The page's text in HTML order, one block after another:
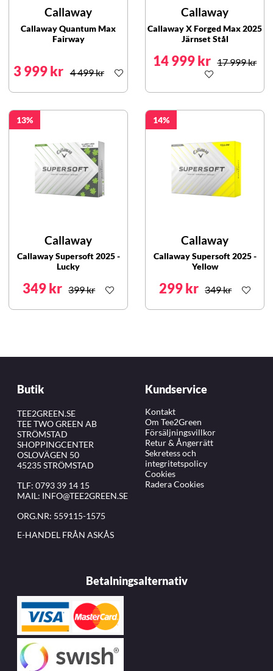
Callaway
Callaway Quantum Max
Fairway
3 999 kr 4 499 kr
Callaway
Callaway X Forged Max 2025
Järnset Stål
14 999 kr 17 999 kr
13
Callaway
Callaway Supersoft 2025 -
Lucky
349 kr 399 kr
14
Callaway
Callaway Supersoft 2025 -
Yellow
299 kr 349 kr
Butik
TEE2GREEN.SE
TEE TWO GREEN AB
STRÖMSTAD
SHOPPINGCENTER
OSLOVÄGEN 50
45235 STRÖMSTAD
TLF: 0793 39 14 15
MAIL: INFO@TEE2GREEN.SE
ORG.NR: 559115-1575
E-HANDEL FRÅN ASKÅS
Kundservice
Kontakt
Om Tee2Green
Försäljningsvillkor
Retur & Ångerrätt
Sekretess och
integritetspolicy
Cookies
Radera Cookies
Betalningsalternativ